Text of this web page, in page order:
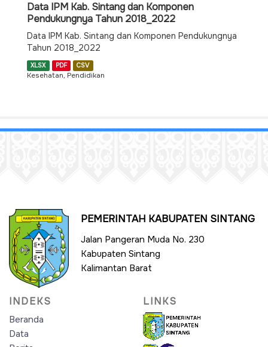
Data IPM Kab. Sintang dan Komponen
Pendukungnya Tahun 2018_2022
Data IPM Kab. Sintang dan Komponen Pendukungnya
Tahun 2018_2022
XLSX PDF CSV
Kesehatan, Pendidikan
PEMERINTAH KABUPATEN SINTANG
Jalan Pangeran Muda No. 230
Kabupaten Sintang
Kalimantan Barat
INDEKS
Beranda
Data
LINKS